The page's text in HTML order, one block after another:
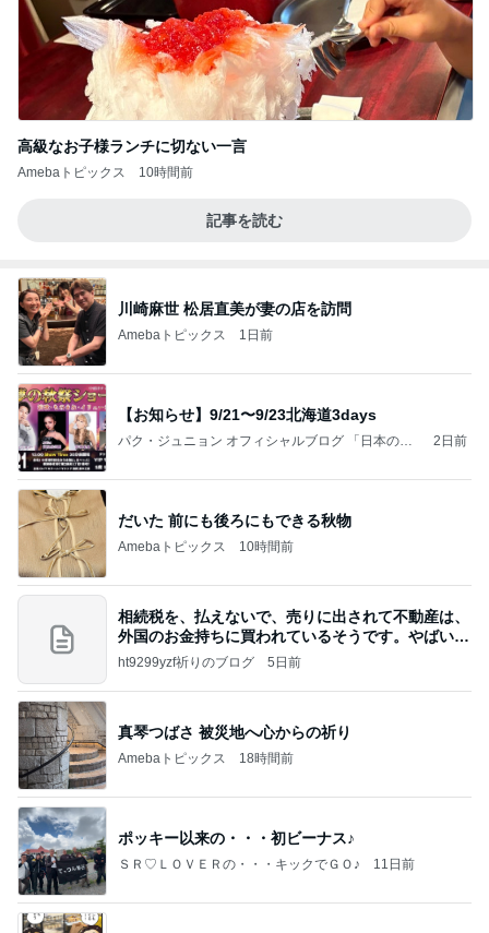
高級なお子様ランチに切ない一言
Amebaトピックス 10時間前
記事を読む
川崎麻世 松居直美が妻の店を訪問
Amebaトピックス 1日前
【お知らせ】9/21〜9/23北海道3days
パク・ジュニョン オフィシャルブログ 「日本の
2日前
だいた 前にも後ろにもできる秋物
Amebaトピックス 10時間前
相続税を、払えないで、売りに出されて不動産は、
外国のお金持ちに買われているそうです。やばいで
すよ
ht9299yzf祈りのブログ 5日前
真琴つばさ 被災地へ心からの祈り
Amebaトピックス 18時間前
ポッキー以来の・・・初ビーナス♪
ＳＲ♡ＬＯＶＥＲの・・・キックでＧＯ♪ 11日前